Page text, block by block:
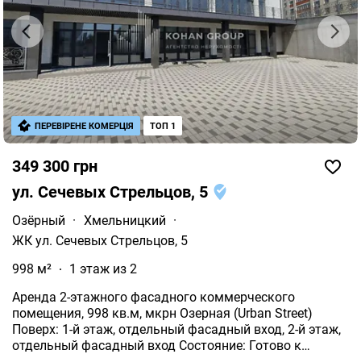
349 300 грн
ул. Сечевых Стрельцов, 5
Озёрный · Хмельницкий ·
ЖК ул. Сечевых Стрельцов, 5
998 м²
1 этаж из 2
Аренда 2-этажного фасадного коммерческого
помещения, 998 кв.м, мкрн Озерная (Urban Street)
Поверх: 1-й этаж, отдельный фасадный вход, 2-й этаж,
отдельный фасадный вход Состояние: Готово к
ПЕРЕВІРЕНЕ КОМЕРЦІЯ ТОП 1